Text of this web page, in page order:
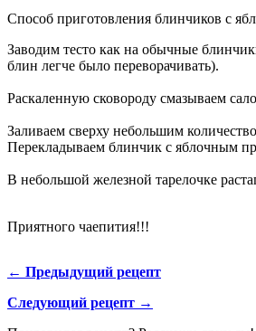
Способ приготовления блинчиков с
Заводим тесто как на обычные
блин легче было переворачивать).
Раскаленную сковороду смазываем
Заливаем сверху небольшим
Перекладываем блинчик с яблочным
В небольшой железной тарелочке
Приятного чаепития!!!
← Предыдущий рецепт
Следующий рецепт →